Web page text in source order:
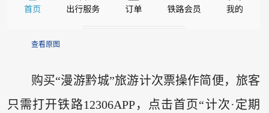
查看原图
购买“漫游黔城”旅游计次票操作简便，旅客
只需打开铁路12306APP，点击首页“计次·定期